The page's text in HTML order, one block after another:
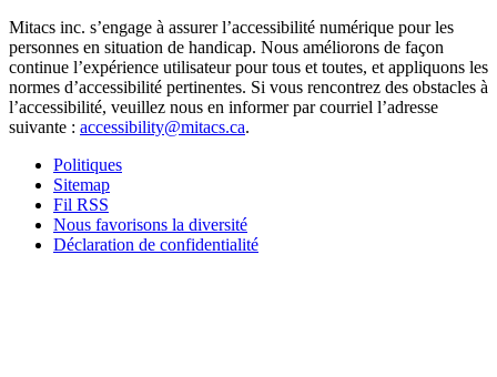
Mitacs inc. s’engage à assurer l’accessibilité numérique pour les
personnes en situation de handicap. Nous améliorons de façon
continue l’expérience utilisateur pour tous et toutes, et appliquons les
normes d’accessibilité pertinentes. Si vous rencontrez des obstacles à
l’accessibilité, veuillez nous en informer par courriel l’adresse
suivante : accessibility@mitacs.ca.
Politiques
Sitemap
Fil RSS
Nous favorisons la diversité
Déclaration de confidentialité